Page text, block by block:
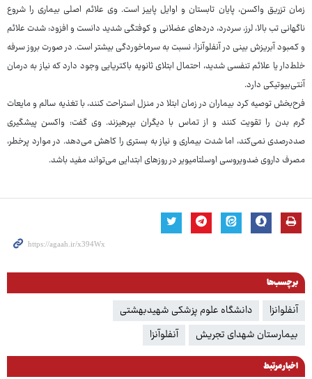
زمان تزریق واکسن، پایان تابستان و اوایل پاییز است. وی علائم اصلی بیماری را شروع
ناگهانی تب بالا، لرز، سردرد، دردهای عضلانی و کوفتگی شدید دانست و افزود: شدت علائم
و کمبود آبریزش بینی در آنفلوآنزا، نسبت به سرماخوردگی بیشتر است. در صورت بروز سرفه
خلط‌دار یا علائم تنفسی شدید، احتمال ابتلای ثانویه باکتریایی وجود دارد که نیاز به درمان
آنتی‌بیوتیکی دارد.
فرح‌بخش توصیه کرد بیماران در زمان ابتلا در منزل استراحت کنند، با تغذیه سالم و مایعات
گرم بدن را تقویت کنند و از تماس با دیگران بپرهیزند. وی گفت: واکسن پیشگیری
صددرصدی نمی‌کند، اما شدت بیماری و نیاز به بستری را کاهش می‌دهد. در موارد پرخطر،
مصرف داروی ضدویروسی اوسلتامیویر در روزهای ابتدایی می‌تواند مفید باشد.
برچسب‌ها
آنفلوانزا
دانشگاه علوم پزشکی شهیدبهشتی
بیمارستان شهدای تجریش
آنفلوآنزا
اخبار مرتبط